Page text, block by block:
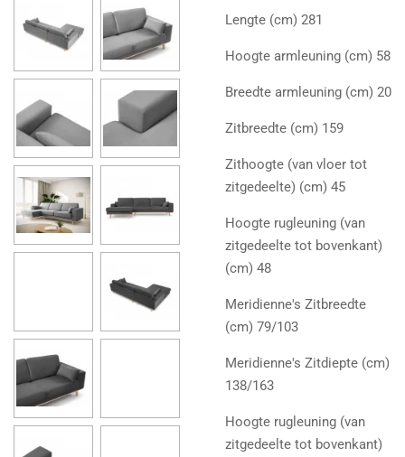
Lengte (cm) 281
Hoogte armleuning (cm) 58
Breedte armleuning (cm) 20
Zitbreedte (cm) 159
Zithoogte (van vloer tot
zitgedeelte) (cm) 45
Hoogte rugleuning (van
zitgedeelte tot bovenkant)
(cm) 48
Meridienne's Zitbreedte
(cm) 79/103
Meridienne's Zitdiepte (cm)
138/163
Hoogte rugleuning (van
zitgedeelte tot bovenkant)